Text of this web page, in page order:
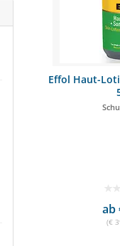
Effol Haut-
ab
(€